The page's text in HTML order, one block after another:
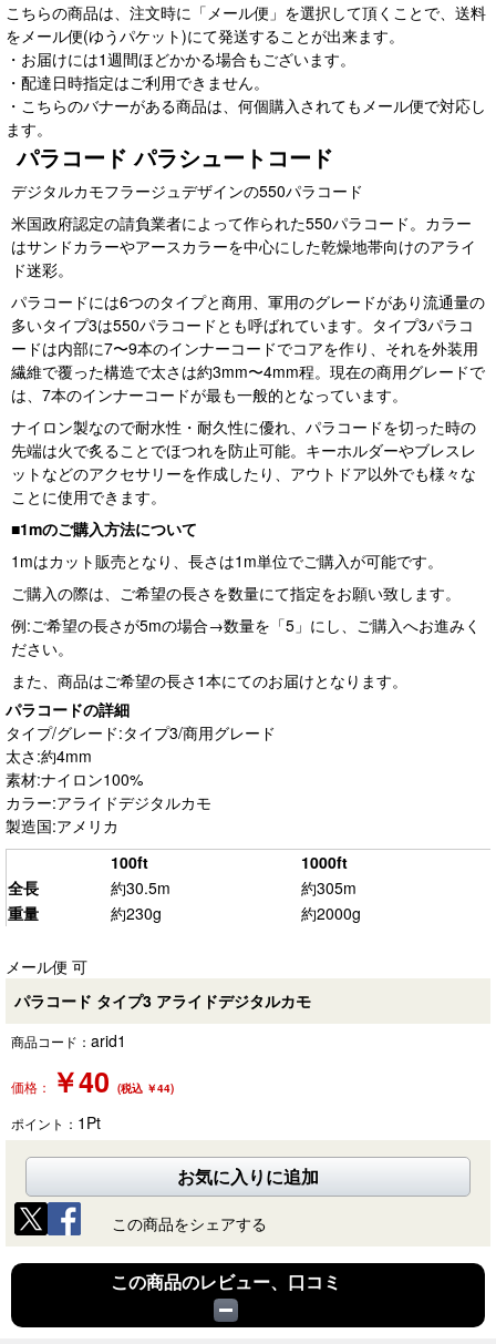
こちらの商品は、注文時に「メール便」を選択して頂くことで、送料
をメール便(ゆうパケット)にて発送することが出来ます。
・お届けには1週間ほどかかる場合もございます。
・配達日時指定はご利用できません。
・こちらのバナーがある商品は、何個購入されてもメール便で対応し
ます。
パラコード パラシュートコード
デジタルカモフラージュデザインの550パラコード
米国政府認定の請負業者によって作られた550パラコード。カラー
はサンドカラーやアースカラーを中心にした乾燥地帯向けのアライ
ド迷彩。
パラコードには6つのタイプと商用、軍用のグレードがあり流通量の
多いタイプ3は550パラコードとも呼ばれています。タイプ3パラコ
ードは内部に7〜9本のインナーコードでコアを作り、それを外装用
繊維で覆った構造で太さは約3mm〜4mm程。現在の商用グレードで
は、7本のインナーコードが最も一般的となっています。
ナイロン製なので耐水性・耐久性に優れ、パラコードを切った時の
先端は火で炙ることでほつれを防止可能。キーホルダーやブレスレ
ットなどのアクセサリーを作成したり、アウトドア以外でも様々な
ことに使用できます。
■1mのご購入方法について
1mはカット販売となり、長さは1m単位でご購入が可能です。
ご購入の際は、ご希望の長さを数量にて指定をお願い致します。
例:ご希望の長さが5mの場合→数量を「5」にし、ご購入へお進みく
ださい。
また、商品はご希望の長さ1本にてのお届けとなります。
パラコードの詳細
タイプ/グレード:タイプ3/商用グレード
太さ:約4mm
素材:ナイロン100%
カラー:アライドデジタルカモ
製造国:アメリカ
100ft
1000ft
全長
約30.5m
約305m
重量
約230g 約2000g
メール便 可
パラコード タイプ3 アライドデジタルカモ
商品コード： arid1
価格： ￥40 (税込 ￥44)
ポイント： 1 Pt
お気に入りに追加
この商品をシェアする
この商品のレビュー、口コミ